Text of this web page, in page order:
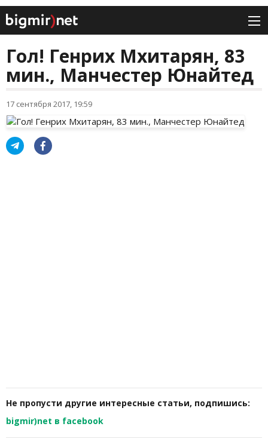
Гол! Генрих Мхитарян, 83
мин., Манчестер Юнайтед
17 сентября 2017, 19:59
Не пропусти другие интересные статьи, подпишись:
bigmir)net в facebook